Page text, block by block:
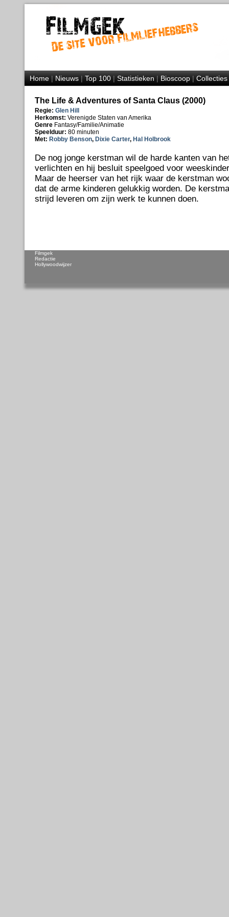
Home|Nieuws|Top 100|Statistieken|Bioscoop|Collecties
The Life & Adventures of Santa Claus (2000)
Regie: Glen Hill
Herkomst: Verenigde Staten van Amerika
Genre Fantasy/Familie/Animatie
Speelduur: 80 minuten
Met: Robby Benson, Dixie Carter, Hal Holbrook
De nog jonge kerstman wil de harde kanten van
verlichten en hij besluit speelgoed voor
Maar de heerser van het rijk waar de kerstman
dat de arme kinderen gelukkig worden. De
strijd leveren om zijn werk te kunnen doen.
Filmgek
Redactie
Hollywoodwijzer